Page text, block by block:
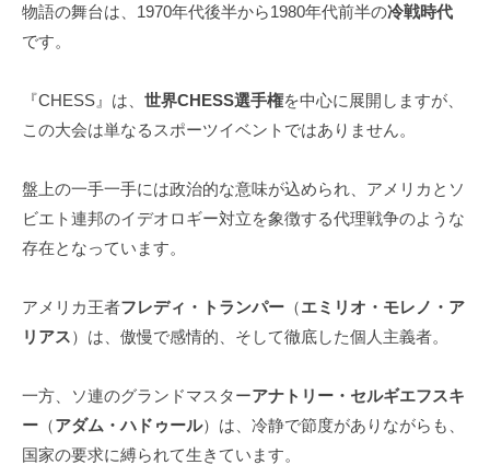
物語の舞台は、1970年代後半から1980年代前半の冷戦時代
です。
『CHESS』は、 世界CHESS選手権を中心に展開しますが、
この大会は単なるスポーツイベントではありません。
盤上の一手一手には政治的な意味が込められ、アメリカとソ
ビエト連邦のイデオロギー対立を象徴する代理戦争のような
存在となっています。
アメリカ王者フレディ・トランパー （エミリオ・モレノ・ア
リアス）は、傲慢で感情的、そして徹底した個人主義者。
一方、ソ連のグランドマスターアナトリー・セルギエフスキ
ー （アダム・ハドゥール）は、冷静で節度がありながらも、
国家の要求に縛られて生きています。